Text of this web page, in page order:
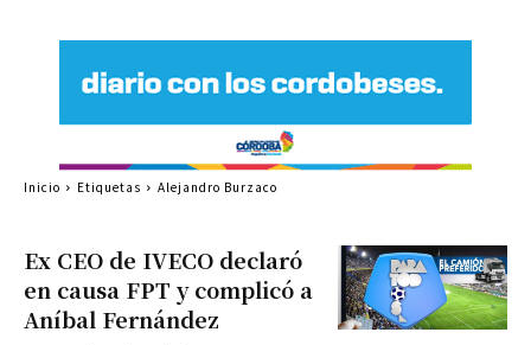
Ex CEO de IVECO declaró
en causa FPT y complicó a
Aníbal Fernández
Inicio Etiquetas Alejandro Burzaco